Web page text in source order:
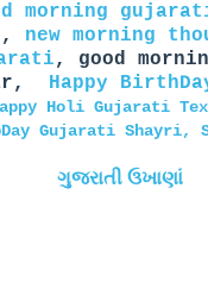
morning
, new morning
, good
Happy
Holi Gujarati Tex
Gujarati Shayri,
ગુજરાતી ઉખાણાં